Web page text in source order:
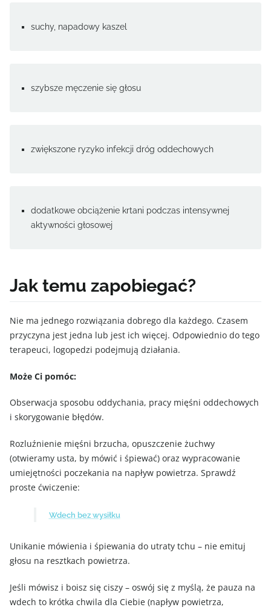
suchy, napadowy kaszel
szybsze męczenie się głosu
zwiększone ryzyko infekcji dróg oddechowych
dodatkowe obciążenie krtani podczas intensywnej
aktywności głosowej
Jak temu zapobiegać?
Nie ma jednego rozwiązania dobrego dla każdego. Czasem
przyczyna jest jedna lub jest ich więcej. Odpowiednio do tego
terapeuci, logopedzi podejmują działania.
Może Ci pomóc:
Obserwacja sposobu oddychania, pracy mięśni oddechowych
i skorygowanie błędów.
Rozluźnienie mięśni brzucha, opuszczenie żuchwy
(otwieramy usta, by mówić i śpiewać) oraz wypracowanie
umiejętności poczekania na napływ powietrza. Sprawdź
proste ćwiczenie:
Wdech bez wysiłku
Unikanie mówienia i śpiewania do utraty tchu – nie emituj
głosu na resztkach powietrza.
Jeśli mówisz i boisz się ciszy – oswój się z myślą, że pauza na
wdech to krótka chwila dla Ciebie (napływ powietrza,